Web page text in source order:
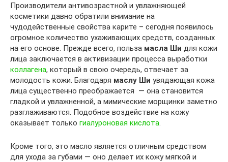
Производители антивозрастной и увлажняющей
косметики давно обратили внимание на
чудодейственные свойства карите – сегодня появилось
огромное количество ухаживающих средств, созданных
на его основе. Прежде всего, польза масла Ши для кожи
лица заключается в активизации процесса выработки
коллагена, который в свою очередь, отвечает за
молодость кожи. Благодаря маслу Ши увядающая кожа
лица существенно преображается — она становится
гладкой и увлажненной, а мимические морщинки заметно
разглаживаются. Подобное воздействие на кожу
оказывает только гиалуроновая кислота.
Кроме того, это масло является отличным средством
для ухода за губами — оно делает их кожу мягкой и